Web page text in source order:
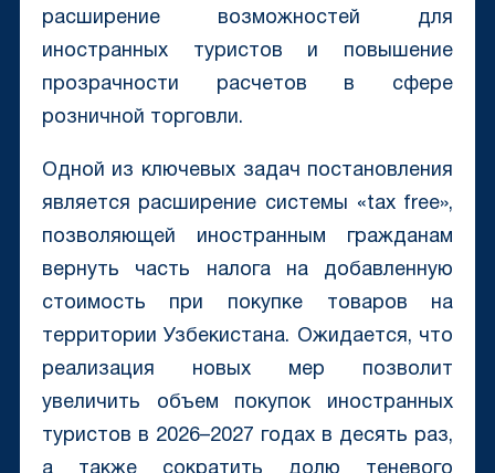
расширение возможностей для
иностранных туристов и повышение
прозрачности расчетов в сфере
розничной торговли.
Одной из ключевых задач постановления
является расширение системы «tax free»,
позволяющей иностранным гражданам
вернуть часть налога на добавленную
стоимость при покупке товаров на
территории Узбекистана. Ожидается, что
реализация новых мер позволит
увеличить объем покупок иностранных
туристов в 2026–2027 годах в десять раз,
а также сократить долю теневого